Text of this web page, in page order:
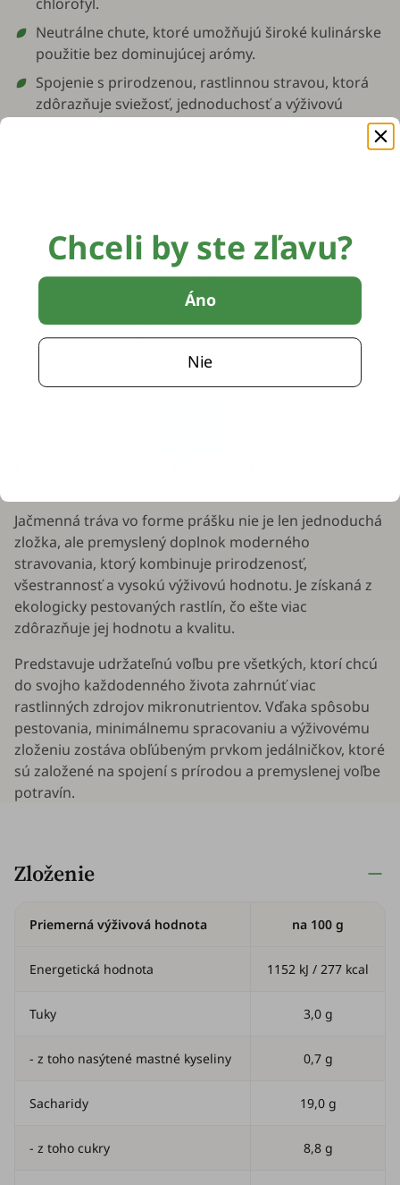
Neutrálne chute, ktoré umožňujú široké kulinárske
použitie bez dominujúcej arómy.
Spojenie s prirodzenou, rastlinnou stravou, ktorá
zdôrazňuje sviežosť, jednoduchosť a výživovú
Jačmenná tráva vo forme prášku nie je len jednoduchá
zložka, ale premyslený doplnok moderného
stravovania, ktorý kombinuje prirodzenosť,
všestrannosť a vysokú výživovú hodnotu. Je získaná z
ekologicky pestovaných rastlín, čo ešte viac
zdôrazňuje jej hodnotu a kvalitu.
Predstavuje udržateľnú voľbu pre všetkých, ktorí chcú
do svojho každodenného života zahrnúť viac
rastlinných zdrojov mikronutrientov. Vďaka spôsobu
pestovania, minimálnemu spracovaniu a výživovému
zloženiu zostáva obľúbeným prvkom jedálničkov, ktoré
sú založené na spojení s prírodou a premyslenej voľbe
potravín.
Zloženie
Priemerná výživová hodnota na 100 g
Energetická hodnota 1152 kJ / 277 kcal
Tuky 3,0 g
- z toho nasýtené mastné kyseliny 0,7 g
Sacharidy 19,0 g
- z toho cukry 8,8 g
Chceli by ste zľavu?
Áno
Nie